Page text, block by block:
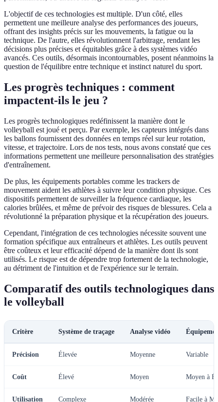
L'objectif de ces technologies est multiple. D'un côté, elles
permettent une meilleure analyse des performances des joueurs,
offrant des insights précis sur les mouvements, la fatigue ou la
technique. De l'autre, elles révolutionnent l'arbitrage, rendant les
décisions plus précises et équitables grâce à des systèmes vidéo
avancés. Ces outils, désormais incontournables, posent néanmoins la
question de l'équilibre entre technique et instinct naturel du sport.
Les progrès techniques : comment
impactent-ils le jeu ?
Les progrès technologiques redéfinissent la manière dont le
volleyball est joué et perçu. Par exemple, les capteurs intégrés dans
les ballons fournissent des données en temps réel sur leur rotation,
vitesse, et trajectoire. Lors de nos tests, nous avons constaté que ces
informations permettent une meilleure personnalisation des stratégies
d'entraînement.
De plus, les équipements portables comme les trackers de
mouvement aident les athlètes à suivre leur condition physique. Ces
dispositifs permettent de surveiller la fréquence cardiaque, les
calories brûlées, et même de prévoir des risques de blessures. Cela a
révolutionné la préparation physique et la récupération des joueurs.
Cependant, l'intégration de ces technologies nécessite souvent une
formation spécifique aux entraîneurs et athlètes. Les outils peuvent
être coûteux et leur efficacité dépend de la manière dont ils sont
utilisés. Le risque est de dépendre trop fortement de la technologie,
au détriment de l'intuition et de l'expérience sur le terrain.
Comparatif des outils technologiques dans
le volleyball
Critère Système de traçage Analyse vidéo
Précision Élevée Moyenne Variable
Coût Élevé Moyen Moyen à
Utilisation Complexe Modérée Facile à